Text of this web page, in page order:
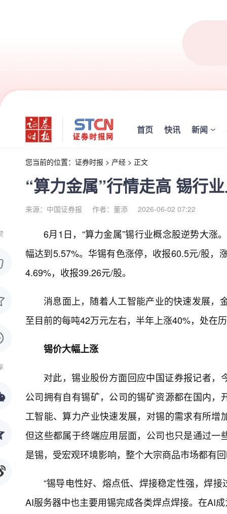
首页 快讯 新闻
您当前的位置： 证券时报 > 产经 > 正文
“算力金属”行情走高 锡行
来源：中国证券报 作者：董添 2026-06-02 07:22
6月1日，“算力金属”锡行业概念股逆势大涨
幅达到5.57%。华锡有色涨停，收报60.5元/股，
4.69%，收报39.26元/股。
消息面上，随着人工智能产业的快速发展，
至目前的每吨42万元左右，半年上涨40%，处在
锡价大幅上涨
对此，锡业股份方面回应中国证券报记者
公司拥有自有锡矿，公司的锡矿资源都在国内
工智能、算力产业快速发展，对锡的需求有所
但这些都属于终端应用层面，公司也只是通过
是锡，受宏观环境影响，整个大宗商品市场都有
“锡导电性好、熔点低、焊接稳定性强，焊
AI服务器中也主要用锡完成各类焊点焊接。在AI